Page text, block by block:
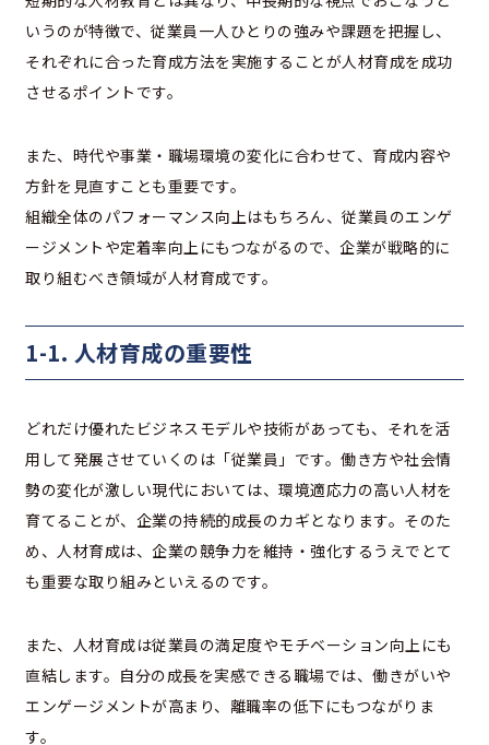
いうのが特徴で、従業員一人ひとりの強みや課題を把握し、
それぞれに合った育成方法を実施することが人材育成を成功
させるポイントです。
また、時代や事業・職場環境の変化に合わせて、育成内容や
方針を見直すことも重要です。
組織全体のパフォーマンス向上はもちろん、従業員のエンゲ
ージメントや定着率向上にもつながるので、企業が戦略的に
取り組むべき領域が人材育成です。
1-1. 人材育成の重要性
どれだけ優れたビジネスモデルや技術があっても、それを活
用して発展させていくのは「従業員」です。働き方や社会情
勢の変化が激しい現代においては、環境適応力の高い人材を
育てることが、企業の持続的成長のカギとなります。そのた
め、人材育成は、企業の競争力を維持・強化するうえでとて
も重要な取り組みといえるのです。
また、人材育成は従業員の満足度やモチベーション向上にも
直結します。自分の成長を実感できる職場では、働きがいや
エンゲージメントが高まり、離職率の低下にもつながりま
す。